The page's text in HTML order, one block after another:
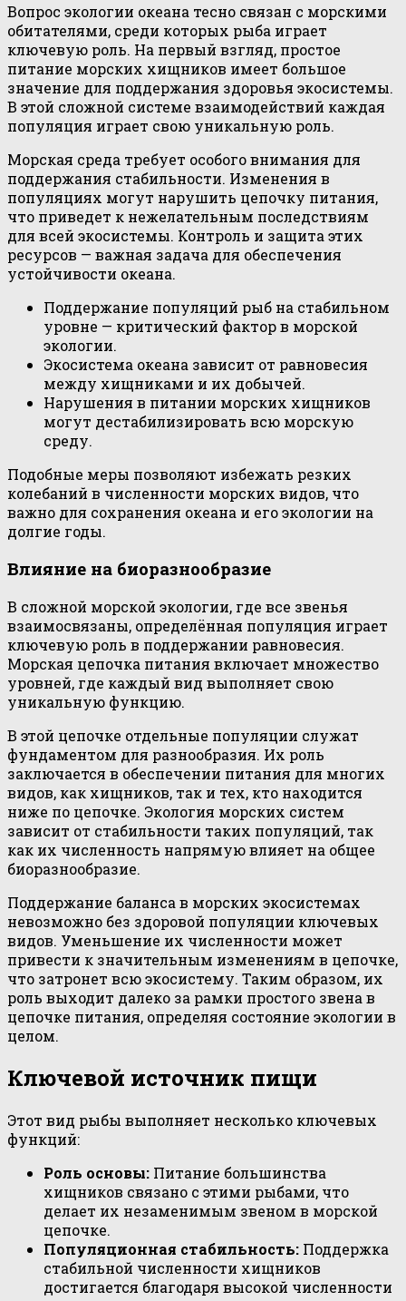
Вопрос экологии океана тесно связан с морскими
обитателями, среди которых рыба играет
ключевую роль. На первый взгляд, простое
питание морских хищников имеет большое
значение для поддержания здоровья экосистемы.
В этой сложной системе взаимодействий каждая
популяция играет свою уникальную роль.
Морская среда требует особого внимания для
поддержания стабильности. Изменения в
популяциях могут нарушить цепочку питания,
что приведет к нежелательным последствиям
для всей экосистемы. Контроль и защита этих
ресурсов — важная задача для обеспечения
устойчивости океана.
Поддержание популяций рыб на стабильном
уровне — критический фактор в морской
экологии.
Экосистема океана зависит от равновесия
между хищниками и их добычей.
Нарушения в питании морских хищников
могут дестабилизировать всю морскую
среду.
Подобные меры позволяют избежать резких
колебаний в численности морских видов, что
важно для сохранения океана и его экологии на
долгие годы.
Влияние на биоразнообразие
В сложной морской экологии, где все звенья
взаимосвязаны, определённая популяция играет
ключевую роль в поддержании равновесия.
Морская цепочка питания включает множество
уровней, где каждый вид выполняет свою
уникальную функцию.
В этой цепочке отдельные популяции служат
фундаментом для разнообразия. Их роль
заключается в обеспечении питания для многих
видов, как хищников, так и тех, кто находится
ниже по цепочке. Экология морских систем
зависит от стабильности таких популяций, так
как их численность напрямую влияет на общее
биоразнообразие.
Поддержание баланса в морских экосистемах
невозможно без здоровой популяции ключевых
видов. Уменьшение их численности может
привести к значительным изменениям в цепочке,
что затронет всю экосистему. Таким образом, их
роль выходит далеко за рамки простого звена в
цепочке питания, определяя состояние экологии в
целом.
Ключевой источник пищи
Этот вид рыбы выполняет несколько ключевых
функций:
Роль основы: Питание большинства
хищников связано с этими рыбами, что
делает их незаменимым звеном в морской
цепочке.
Популяционная стабильность: Поддержка
стабильной численности хищников
достигается благодаря высокой численности